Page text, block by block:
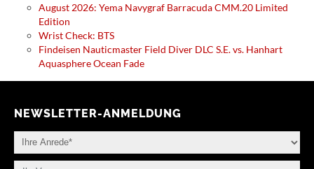
August 2026: Yema Navygraf Barracuda CMM.20 Limited
Edition
Wrist Check: BTS
Findeisen Nauticmaster Field Diver DLC S.E. vs. Hanhart
Aquasphere Ocean Fade
NEWSLETTER-ANMELDUNG